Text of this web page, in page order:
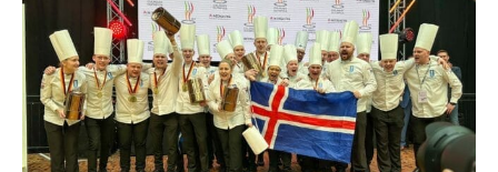
Skoðun
Matarmarkaður
Styrkja